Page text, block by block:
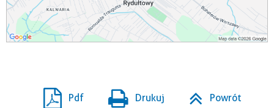
Pdf Drukuj Powrót